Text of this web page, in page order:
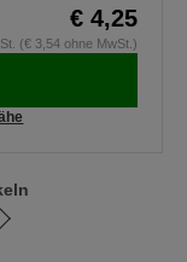
€ 4,25
(€ 3,54 ohne MwSt.)